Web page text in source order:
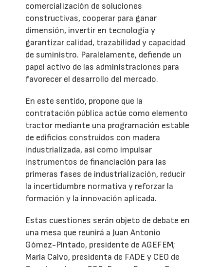
comercialización de soluciones
constructivas, cooperar para ganar
dimensión, invertir en tecnología y
garantizar calidad, trazabilidad y capacidad
de suministro. Paralelamente, defiende un
papel activo de las administraciones para
favorecer el desarrollo del mercado.
En este sentido, propone que la
contratación pública actúe como elemento
tractor mediante una programación estable
de edificios construidos con madera
industrializada, así como impulsar
instrumentos de financiación para las
primeras fases de industrialización, reducir
la incertidumbre normativa y reforzar la
formación y la innovación aplicada.
Estas cuestiones serán objeto de debate en
una mesa que reunirá a Juan Antonio
Gómez-Pintado, presidente de AGEFEM;
María Calvo, presidenta de FADE y CEO de